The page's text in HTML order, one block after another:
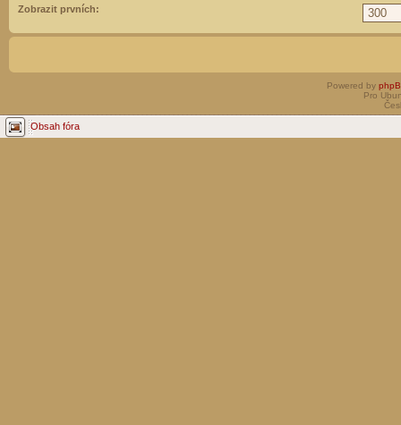
Zobrazit prvních:
Powered by
Pro
Obsah fóra